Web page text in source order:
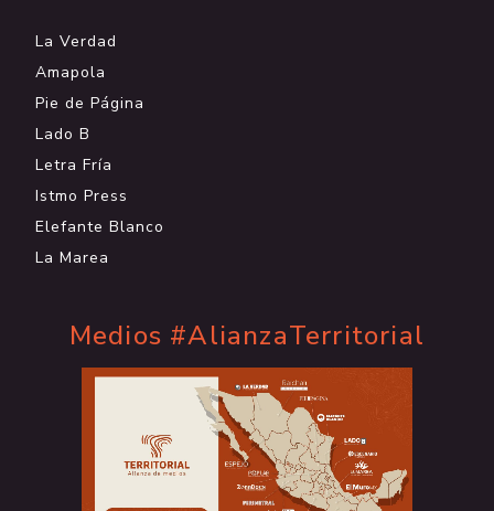
La Verdad
Amapola
Pie de Página
Lado B
Letra Fría
Istmo Press
Elefante Blanco
La Marea
Medios #AlianzaTerritorial